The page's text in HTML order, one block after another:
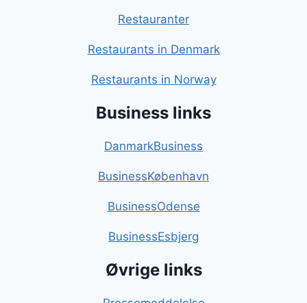
Restauranter
Restaurants in Denmark
Restaurants in Norway
Business links
DanmarkBusiness
BusinessKøbenhavn
BusinessOdense
BusinessEsbjerg
Øvrige links